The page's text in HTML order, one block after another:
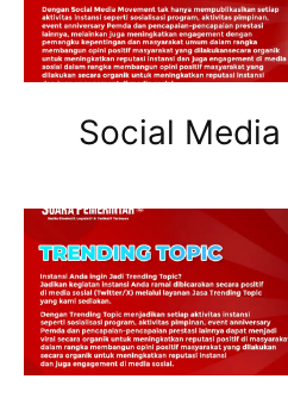
Social